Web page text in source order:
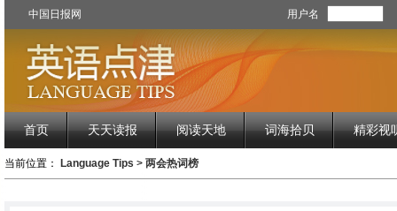
中国日报网 用户名
首页 天天读报 阅读天地 词海拾贝 精彩视
当前位置： Language Tips > 两会热词榜